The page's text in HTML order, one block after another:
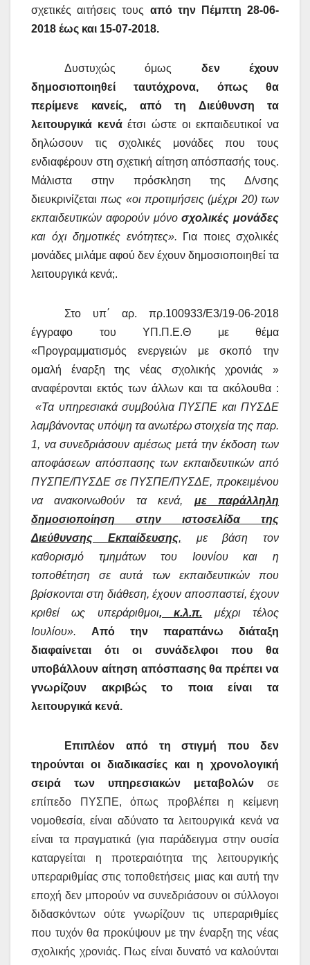
σχετικές αιτήσεις τους από την Πέμπτη 28-06-
2018 έως και 15-07-2018.
Δυστυχώς όμως δεν έχουν
δημοσιοποιηθεί ταυτόχρονα, όπως θα
περίμενε κανείς, από τη Διεύθυνση τα
λειτουργικά κενάέτσι ώστε οι εκπαιδευτικοί να
δηλώσουν τις σχολικές μονάδες που τους
ενδιαφέρουν στη σχετική αίτηση απόσπασής τους.
Μάλιστα στην πρόσκληση της Δ/νσης
διευκρινίζεται πως «οι προτιμήσεις (μέχρι 20) των
εκπαιδευτικών αφορούν μόνοσχολικές μονάδες
και όχι δημοτικές ενότητες».
Για ποιες σχολικές
μονάδες μιλάμε αφού δεν έχουν δημοσιοποιηθεί τα
λειτουργικά κενά;.
Στο υπ΄ αρ. πρ.100933/Ε3/19-06-2018
έγγραφο του ΥΠ.Π.Ε.Θ με θέμα
«Προγραμματισμός ενεργειών με σκοπό την
ομαλή έναρξη της νέας σχολικής χρονιάς »
αναφέρονται εκτός των άλλων και τα ακόλουθα :
«Τα υπηρεσιακά συμβούλια ΠΥΣΠΕ και ΠΥΣΔΕ
λαμβάνοντας υπόψη τα ανωτέρω στοιχεία της παρ.
1, να συνεδριάσουν αμέσως μετά την έκδοση των
αποφάσεων απόσπασης των εκπαιδευτικών από
ΠΥΣΠΕ/ΠΥΣΔΕ σε ΠΥΣΠΕ/ΠΥΣΔΕ, προκειμένου
να ανακοινωθούν τα κενά, με παράλληλη
δημοσιοποίηση στην ιστοσελίδα της
Διεύθυνσης Εκπαίδευσης, με βάση τον
καθορισμό τμημάτων του Ιουνίου και η
τοποθέτηση σε αυτά των εκπαιδευτικών που
βρίσκονται στη διάθεση, έχουν αποσπαστεί, έχουν
κριθεί ως υπεράριθμοι, κ.λ.π. μέχρι τέλος
Ιουλίου».
Από την παραπάνω διάταξη
διαφαίνεται ότι οι συνάδελφοι που θα
υποβάλλουν αίτηση απόσπασης θα πρέπει να
γνωρίζουν ακριβώς το ποια είναι τα
λειτουργικά κενά.
Επιπλέον από τη στιγμή που δεν
τηρούνται οι διαδικασίες και η χρονολογική
σειρά των υπηρεσιακών μεταβολών σε
επίπεδο ΠΥΣΠΕ, όπως προβλέπει η κείμενη
νομοθεσία, είναι αδύνατο τα λειτουργικά κενά να
είναι τα πραγματικά (για παράδειγμα στην ουσία
καταργείται η προτεραιότητα της λειτουργικής
υπεραριθμίας στις τοποθετήσεις μιας και αυτή την
εποχή δεν μπορούν να συνεδριάσουν οι σύλλογοι
διδασκόντων ούτε γνωρίζουν τις υπεραριθμίες
που τυχόν θα προκύψουν με την έναρξη της νέας
σχολικής χρονιάς. Πως είναι δυνατό να καλούνται